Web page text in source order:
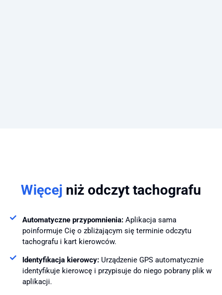
Więcej niż odczyt tachografu
Automatyczne przypomnienia: Aplikacja sama
poinformuje Cię o zbliżającym się terminie odczytu
tachografu i kart kierowców.
Identyfikacja kierowcy: Urządzenie GPS automatycznie
identyfikuje kierowcę i przypisuje do niego pobrany plik w
aplikacji.